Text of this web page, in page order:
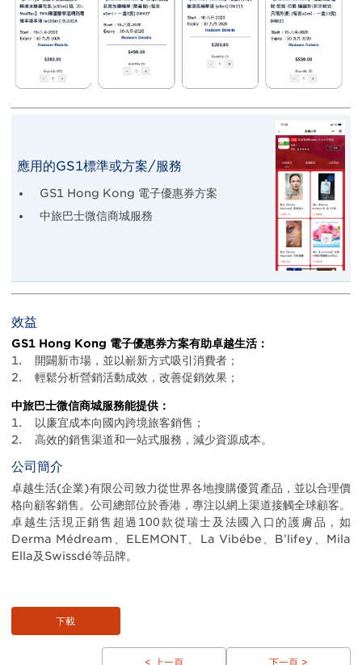
應用的GS1標準或方案/服務
GS1 Hong Kong 電子優惠券方案
中旅巴士微信商城服務
效益
GS1 Hong Kong 電子優惠券方案有助卓越生活：
1. 開闢新市場，並以嶄新方式吸引消費者；
2. 輕鬆分析營銷活動成效，改善促銷效果；
中旅巴士微信商城服務能提供：
1. 以廉宜成本向國內跨境旅客銷售；
2. 高效的銷售渠道和一站式服務，減少資源成本。
公司簡介
卓越生活(企業)有限公司致力從世界各地搜購優質產品，並以合理價
格向顧客銷售。公司總部位於香港，專注以網上渠道接觸全球顧客。
卓越生活現正銷售超過100款從瑞士及法國入口的護膚品，如
Derma Médream、ELEMONT、La Vibébe、B’lifey、Mila
Ella及Swissdé等品牌。
下載
< 上一頁 下一頁 >